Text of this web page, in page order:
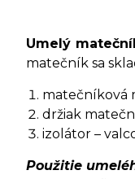
Umelý
matečník sa
matečníková
držiak
izolátor –
Použitie